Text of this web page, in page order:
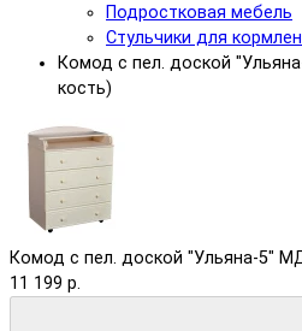
Подростковая мебель
Стульчики для
Комод с пел. доской
кость)
Комод с пел. доской "Ульяна-5"
11 199 р.